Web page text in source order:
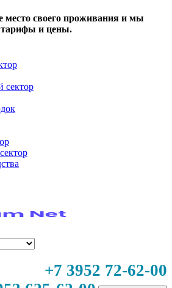
место своего проживания и мы
и цены.
сектор
+7 3952 72-62-00